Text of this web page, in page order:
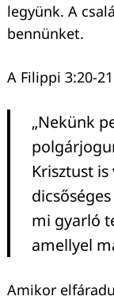
legyünk. A
bennünket.
A Filippi 3:20-
„Nekünk
Krisztust
mi gyarló
amellyel
Amikor